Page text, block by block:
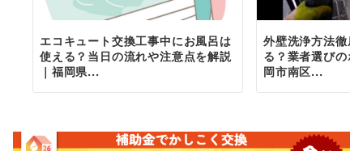
エコキュート交換工事中にお風呂は
使える？当日の流れや注意点を解説
｜福岡県...
外壁洗浄方法徹
る？業者選びの
岡市南区...